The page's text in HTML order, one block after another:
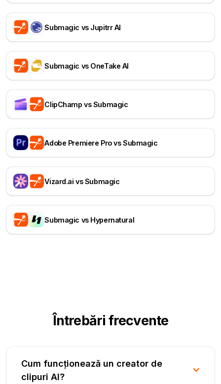
Submagic vs Jupitrr AI
Submagic vs OneTake AI
ClipChamp vs Submagic
Adobe Premiere Pro vs Submagic
Vizard.ai vs Submagic
Submagic vs Hypernatural
Întrebări frecvente
Cum funcționează un creator de
clipuri AI?